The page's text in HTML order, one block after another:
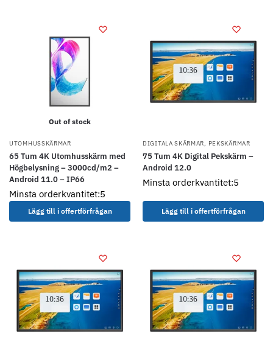
Out of stock
UTOMHUSSKÄRMAR
65 Tum 4K Utomhusskärm med
Högbelysning – 3000cd/m2 –
Android 11.0 – IP66
Minsta orderkvantitet:5
Lägg till i offertförfrågan
DIGITALA SKÄRMAR, PEKSKÄRMAR
75 Tum 4K Digital Pekskärm –
Android 12.0
Minsta orderkvantitet:5
Lägg till i offertförfrågan